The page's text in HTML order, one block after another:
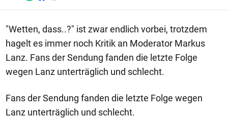
"Wetten, dass..?" ist zwar endlich vorbei, trotzdem
hagelt es immer noch Kritik an Moderator Markus
Lanz. Fans der Sendung fanden die letzte Folge
wegen Lanz unterträglich und schlecht.
Fans der Sendung fanden die letzte Folge wegen
Lanz unterträglich und schlecht.